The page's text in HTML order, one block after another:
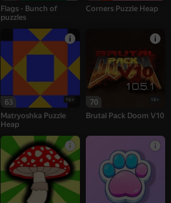
Flags - Bunch of
puzzles
Corners Puzzle Heap
63 16+
Matryoshka Puzzle
Heap
70 18+
Brutal Pack Doom V10